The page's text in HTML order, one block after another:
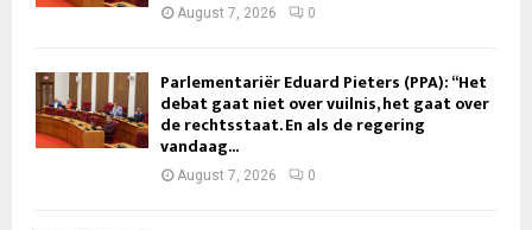
August 7, 2026 0
Parlementariër Eduard Pieters (PPA): “Het
debat gaat niet over vuilnis, het gaat over
de rechtsstaat. En als de regering
vandaag...
August 7, 2026 0